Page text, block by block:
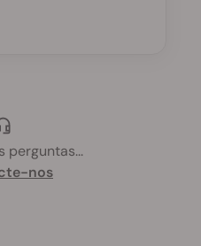
perguntas...
nos